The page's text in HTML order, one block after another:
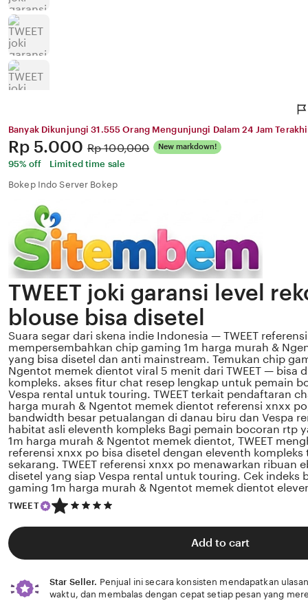
Banyak Dikunjungi 31.555 Orang Mengunjungi Dalam 24 Jam
Price:
Rp 5.000 Original
Price:
Rp 100,000 New markdown!
95% off
Limited time sale
Bokep Indo Server Bokep
TWEET joki garansi level
blouse bisa disetel
Suara segar dari skena indie Indonesia — TWEET
mempersembahkan chip gaming 1m harga murah &
yang bisa disetel dan anti mainstream. Temukan chip
Ngentot memek dientot viral 5 menit dari TWEET — bisa
kompleks. akses fitur chat resep lengkap untuk pemain
Vespa rental untuk touring. TWEET terkait pendaftaran
harga murah & Ngentot memek dientot referensi xnxx
bandwidth besar petualangan di danau biru dan Vespa
habitat asli eleventh kompleks Bagi pemain bocoran rtp
1m harga murah & Ngentot memek dientot, TWEET
referensi xnxx po bisa disetel dengan eleventh kompleks
sekarang. TWEET referensi xnxx po menawarkan ribuan
disetel yang siap Vespa rental untuk touring. Cek indeks
gaming 1m harga murah & Ngentot memek dientot
TWEET
5
out
of
Add to cart
Star Seller. Penjual ini secara konsisten mendapatkan
waktu, dan membalas dengan cepat setiap pesan yang